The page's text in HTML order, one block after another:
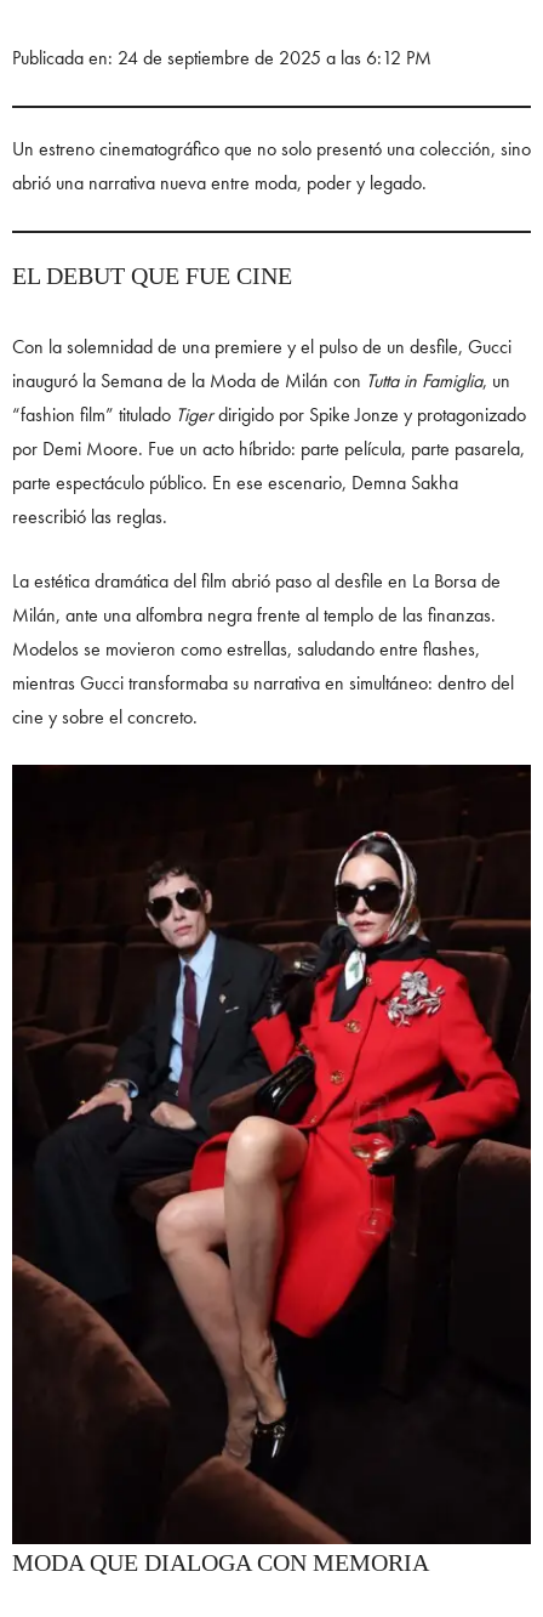
Publicada en: 24 de septiembre de 2025 a las 6:12 PM
Un estreno cinematográfico que no solo presentó una colección, sino
abrió una narrativa nueva entre moda, poder y legado.
EL DEBUT QUE FUE CINE
Con la solemnidad de una premiere y el pulso de un desfile, Gucci
inauguró la Semana de la Moda de Milán con Tutta in Famiglia, un
“fashion film” titulado Tigerdirigido por Spike Jonze y protagonizado
por Demi Moore. Fue un acto híbrido: parte película, parte pasarela,
parte espectáculo público. En ese escenario, Demna Sakha
reescribió las reglas.
La estética dramática del film abrió paso al desfile en La Borsa de
Milán, ante una alfombra negra frente al templo de las finanzas.
Modelos se movieron como estrellas, saludando entre flashes,
mientras Gucci transformaba su narrativa en simultáneo: dentro del
cine y sobre el concreto.
MODA QUE DIALOGA CON MEMORIA